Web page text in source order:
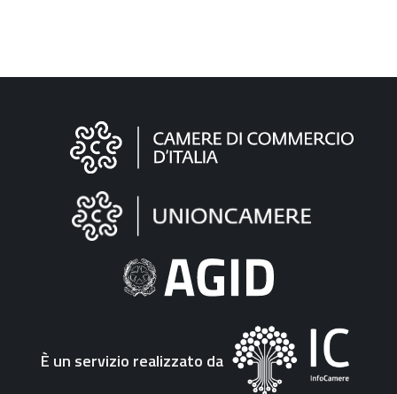
Informazioni
"Fattura
Elettronica"
È un servizio realizzato da